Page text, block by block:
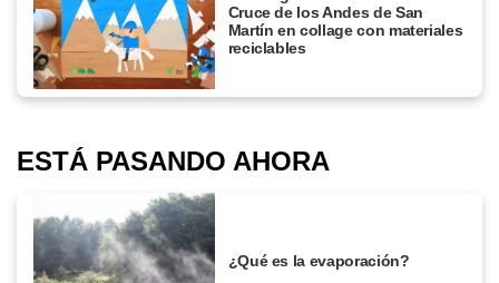
Cruce de los Andes de San
Martín en collage con materiales
reciclables
ESTÁ PASANDO AHORA
¿Qué es la evaporación?